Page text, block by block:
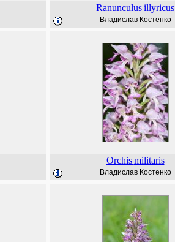
Ranunculusillyricus
Владислав Костенко
Orchis militaris
Владислав Костенко